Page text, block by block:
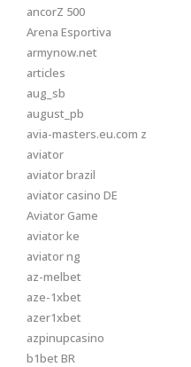
ancorZ 500
Arena Esportiva
armynow.net
articles
aug_sb
august_pb
avia-masters.eu.com z
aviator
aviator brazil
aviator casino DE
Aviator Game
aviator ke
aviator ng
az-melbet
aze-1xbet
azer1xbet
azpinupcasino
b1bet BR